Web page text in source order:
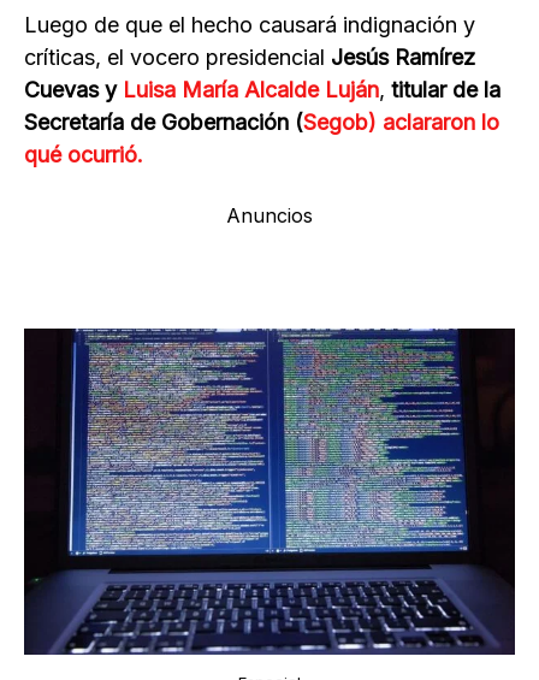
Luego de que el hecho causará indignación y
críticas, el vocero presidencial Jesús Ramírez
Cuevas y Luisa María Alcalde Luján, titular de la
Secretaría de Gobernación (Segob) aclararon lo
qué ocurrió.
Anuncios